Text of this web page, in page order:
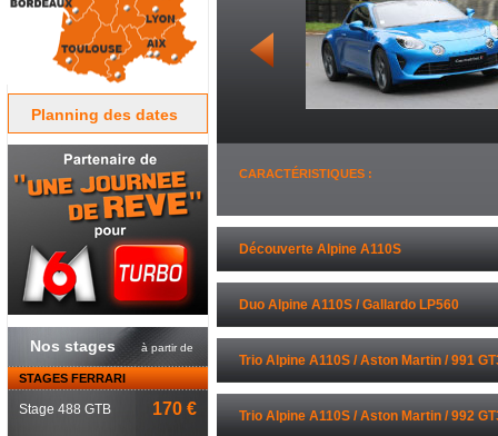
Planning des dates
Nos stages à partir de
STAGES FERRARI
Stage 488 GTB 170 €
CARACTÉRISTIQUES :
Découverte Alpine A110S
Duo Alpine A110S / Gallardo LP560
Trio Alpine A110S / Aston Martin / 991
Trio Alpine A110S / Aston Martin / 992